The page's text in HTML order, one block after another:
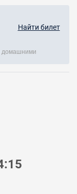
Найти билет
домашними